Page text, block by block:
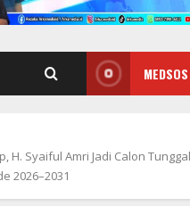
H. Syaiful Amri Jadi Calon
2026–2031